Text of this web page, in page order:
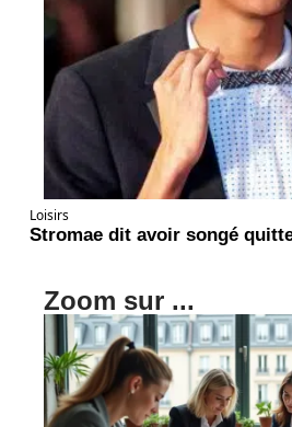
Loisirs
Stromae dit avoir songé
Zoom sur ...